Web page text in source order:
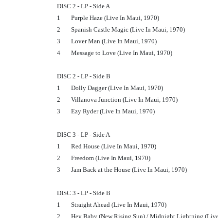
DISC 2 - LP - Side A
1
Purple Haze (Live In Maui, 1970)
2
Spanish Castle Magic (Live In Maui, 1970)
3
Lover Man (Live In Maui, 1970)
4
Message to Love (Live In Maui, 1970)
DISC 2 - LP - Side B
1
Dolly Dagger (Live In Maui, 1970)
2
Villanova Junction (Live In Maui, 1970)
3
Ezy Ryder (Live In Maui, 1970)
DISC 3 - LP - Side A
1
Red House (Live In Maui, 1970)
2
Freedom (Live In Maui, 1970)
3
Jam Back at the House (Live In Maui, 1970)
DISC 3 - LP - Side B
1
Straight Ahead (Live In Maui, 1970)
2
Hey Baby (New Rising Sun) / Midnight Lightning